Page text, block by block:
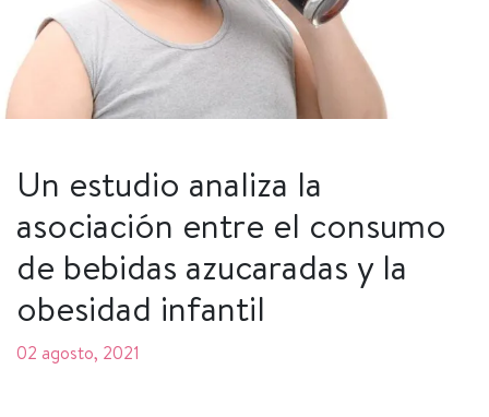
Un estudio analiza la
asociación entre el consumo
de bebidas azucaradas y la
obesidad infantil
02 agosto, 2021